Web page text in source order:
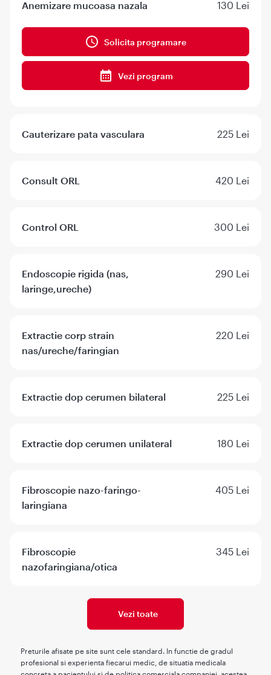
Anemizare mucoasa nazala 130 Lei
Solicita programare
Vezi program
Cauterizare pata vasculara 225 Lei
Consult ORL 420 Lei
Control ORL 300 Lei
Endoscopie rigida (nas,
laringe,ureche)
290 Lei
Extractie corp strain
nas/ureche/faringian
220 Lei
Extractie dop cerumen bilateral 225 Lei
Extractie dop cerumen unilateral 180 Lei
Fibroscopie nazo-faringo-
laringiana
405 Lei
Fibroscopie
nazofaringiana/otica
345 Lei
Vezi toate
Preturile afisate pe site sunt cele standard. In functie de gradul
profesional si experienta fiecarui medic, de situatia medicala